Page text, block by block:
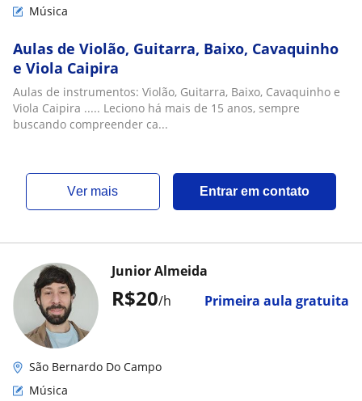
Música
Aulas de Violão, Guitarra, Baixo, Cavaquinho
e Viola Caipira
Aulas de instrumentos: Violão, Guitarra, Baixo, Cavaquinho e
Viola Caipira ..... Leciono há mais de 15 anos, sempre
buscando compreender ca...
ver mais Entrar em contato
R$20/h Primeira aula gratuita
Junior Almeida
São Bernardo Do Campo
Música